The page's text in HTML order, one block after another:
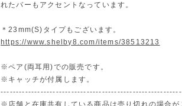
れたバーもアクセントなっています。
＊23mm(S)タイプもございます。
https://www.shelby8.com/items/38513213
※ペア(両耳用)での販売です。
※キャッチが付属します。